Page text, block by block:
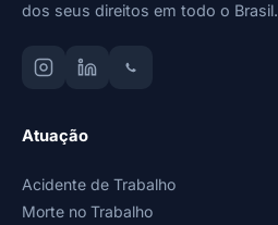
dos seus direitos em todo o Brasil.
Atuação
Acidente de Trabalho
Morte no Trabalho